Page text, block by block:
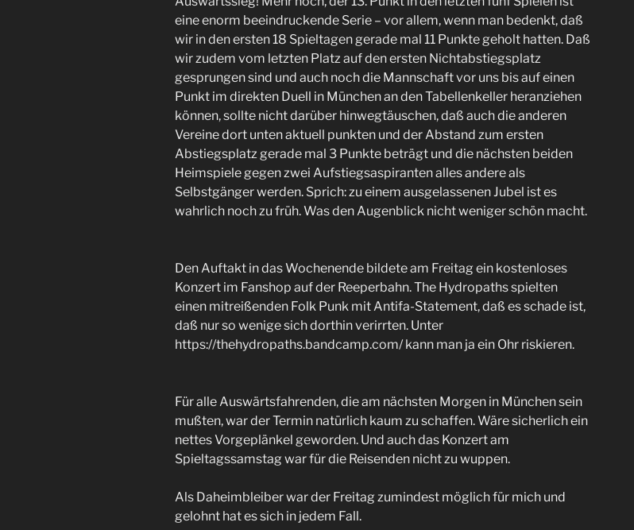
eine enorm beeindruckende Serie – vor allem, wenn man bedenkt, daß
wir in den ersten 18 Spieltagen gerade mal 11 Punkte geholt hatten. Daß
wir zudem vom letzten Platz auf den ersten Nichtabstiegsplatz
gesprungen sind und auch noch die Mannschaft vor uns bis auf einen
Punkt im direkten Duell in München an den Tabellenkeller heranziehen
können, sollte nicht darüber hinwegtäuschen, daß auch die anderen
Vereine dort unten aktuell punkten und der Abstand zum ersten
Abstiegsplatz gerade mal 3 Punkte beträgt und die nächsten beiden
Heimspiele gegen zwei Aufstiegsaspiranten alles andere als
Selbstgänger werden. Sprich: zu einem ausgelassenen Jubel ist es
wahrlich noch zu früh. Was den Augenblick nicht weniger schön macht.
Den Auftakt in das Wochenende bildete am Freitag ein kostenloses
Konzert im Fanshop auf der Reeperbahn. The Hydropaths spielten
einen mitreißenden Folk Punk mit Antifa-Statement, daß es schade ist,
daß nur so wenige sich dorthin verirrten. Unter
https://thehydropaths.bandcamp.com/ kann man ja ein Ohr riskieren.
Für alle Auswärtsfahrenden, die am nächsten Morgen in München sein
mußten, war der Termin natürlich kaum zu schaffen. Wäre sicherlich ein
nettes Vorgeplänkel geworden. Und auch das Konzert am
Spieltagssamstag war für die Reisenden nicht zu wuppen.
Als Daheimbleiber war der Freitag zumindest möglich für mich und
gelohnt hat es sich in jedem Fall.